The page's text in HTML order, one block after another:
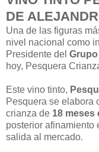
DE
Una de las figuras
nivel nacional como
Presidente del
hoy, Pesquera
Este vino tinto,
Pesquera se elabora
crianza de 18 meses
posterior afinamiento
salida al mercado.